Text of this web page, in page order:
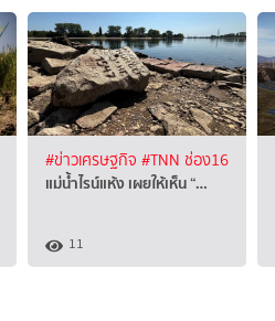
#ข่าวเศรษฐกิจ #TNN ช่อง16
แม่น้ำไรน์แห้ง เผยให้เห็น “…
11